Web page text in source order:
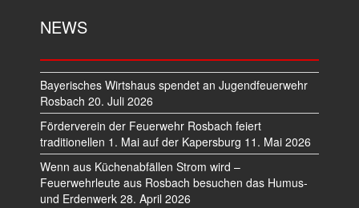
NEWS
Bayerisches Wirtshaus spendet an Jugendfeuerwehr
Rosbach 20. Juli 2026
Förderverein der Feuerwehr Rosbach feiert
traditionellen 1. Mai auf der Kapersburg 11. Mai 2026
Wenn aus Küchenabfällen Strom wird –
Feuerwehrleute aus Rosbach besuchen das Humus-
und Erdenwerk 28. April 2026